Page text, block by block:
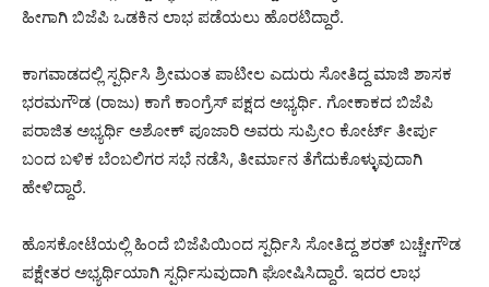
ಹೀಗಾಗಿ ಬಿಜೆಪಿ ಒಡಕಿನ ಲಾಭ ಪಡೆಯಲು ಹೊರಟಿದ್ದಾರೆ.
ಕಾಗವಾಡದಲ್ಲಿ ಸ್ಪರ್ಧಿಸಿ ಶ್ರೀಮಂತ ಪಾಟೀಲ ಎದುರು ಸೋತಿದ್ದ ಮಾಜಿ ಶಾಸಕ
ಭರಮಗೌಡ (ರಾಜು) ಕಾಗೆ ಕಾಂಗ್ರೆಸ್‌ ಪಕ್ಷದ ಅಭ್ಯರ್ಥಿ. ಗೋಕಾಕದ ಬಿಜೆಪಿ
ಪರಾಜಿತ ಅಭ್ಯರ್ಥಿ ಅಶೋಕ್ ಪೂಜಾರಿ ಅವರು ಸುಪ್ರೀಂ ಕೋರ್ಟ್‌ ತೀರ್ಪು
ಬಂದ ಬಳಿಕ ಬೆಂಬಲಿಗರ ಸಭೆ ನಡೆಸಿ, ತೀರ್ಮಾನ ತೆಗೆದುಕೊಳ್ಳುವುದಾಗಿ
ಹೇಳಿದ್ದಾರೆ.
ಹೊಸಕೋಟೆಯಲ್ಲಿ ಹಿಂದೆ ಬಿಜೆಪಿಯಿಂದ ಸ್ಪರ್ಧಿಸಿ ಸೋತಿದ್ದ ಶರತ್‌ ಬಚ್ಚೇಗೌಡ
ಪಕ್ಷೇತರ ಅಭ್ಯರ್ಥಿಯಾಗಿ ಸ್ಪರ್ಧಿಸುವುದಾಗಿ ಘೋಷಿಸಿದ್ದಾರೆ. ಇದರ ಲಾಭ